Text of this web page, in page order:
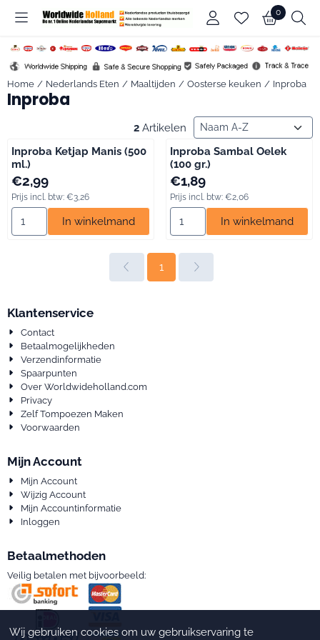
Cookievoorkeuren zijn beschikbaar. Kies instellingen of sta alle
0
Home / Nederlands Eten / Maaltijden / Oosterse keuken / Inproba
Inproba
2 Artikelen Sorteermethode
Inproba Ketjap Manis (500
ml.)
Prijs: 2,99, inclusief btw: 3,26
€2,99
Prijs incl. btw: €3,26
Aantal kiezen voor Inproba Ketjap Manis (500 ml.)
In winkelmand
Inproba Sambal Oelek
(100 gr.)
Prijs: 1,89, inclusief btw: 2,06
€1,89
Prijs incl. btw: €2,06
Aantal kiezen voor Inproba
In winkelmand
1
Klantenservice
Contact
Betaalmogelijkheden
Verzendinformatie
Spaarpunten
Over Worldwideholland.com
Privacy
Zelf Tompoezen Maken
Voorwaarden
Mijn Account
Mijn Account
Wijzig Account
Mijn Accountinformatie
Inloggen
Betaalmethoden
Veilig betalen met bijvoorbeeld:
Wij gebruiken cookies om uw gebruikservaring te